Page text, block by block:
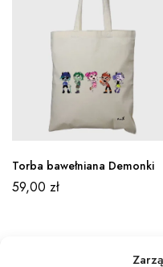
Torba bawełniana Demonki
59,00 zł